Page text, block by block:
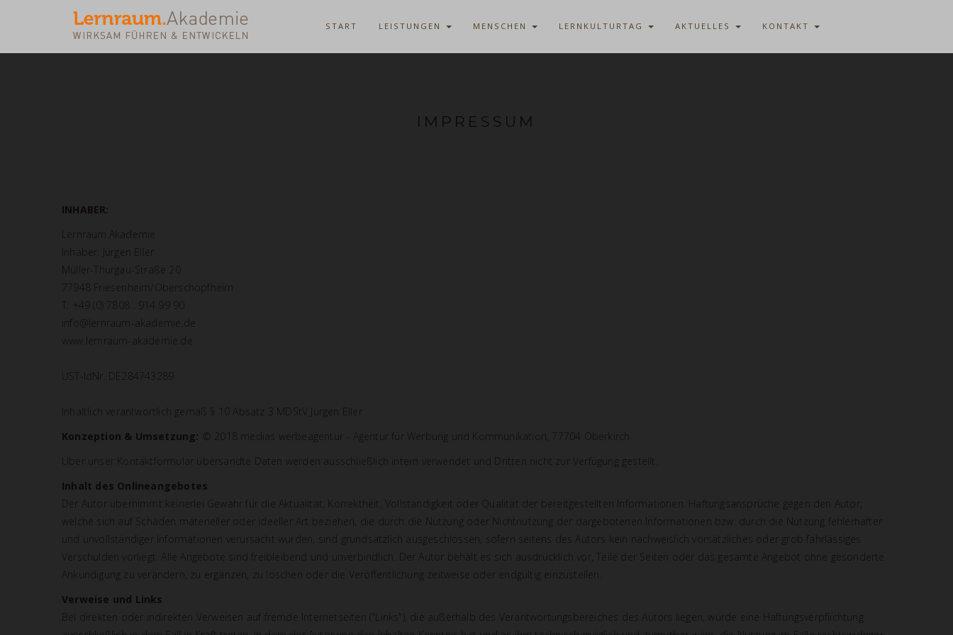
START LEISTUNGEN MENSCHEN LERNKULTURTAG AKTUELLES KONTAKT
IMPRESSUM
INHABER:
Lernraum.Akademie
Inhaber: Jürgen Eller
Müller-Thurgau-Straße 20
77948 Friesenheim/Oberschopfheim
T: +49 (0) 7808 . 914 99 90
info@lernraum-akademie.de
www.lernraum-akademie.de
UST-IdNr. DE284743289
Inhaltlich verantwortlich gemäß § 10 Absatz 3 MDStV Jürgen Eller
Konzeption & Umsetzung: © 2018 medias werbeagentur - Agentur für Werbung und Kommunikation, 77704 Oberkirch
Über unser Kontaktformular übersandte Daten werden ausschließlich intern verwendet und Dritten nicht zur Verfügung gestellt.
Inhalt des Onlineangebotes
Der Autor übernimmt keinerlei Gewähr für die Aktualität, Korrektheit, Vollständigkeit oder Qualität der bereitgestellten Informationen. Haftungsansprüche gegen den Autor,
welche sich auf Schäden materieller oder ideeller Art beziehen, die durch die Nutzung oder Nichtnutzung der dargebotenen Informationen bzw. durch die Nutzung fehlerhafter
und unvollständiger Informationen verursacht wurden, sind grundsätzlich ausgeschlossen, sofern seitens des Autors kein nachweislich vorsätzliches oder grob fahrlässiges
Verschulden vorliegt. Alle Angebote sind freibleibend und unverbindlich. Der Autor behält es sich ausdrücklich vor, Teile der Seiten oder das gesamte Angebot ohne gesonderte
Ankündigung zu verändern, zu ergänzen, zu löschen oder die Veröffentlichung zeitweise oder endgültig einzustellen.
Verweise und Links
Bei direkten oder indirekten Verweisen auf fremde Internetseiten ("Links"), die außerhalb des Verantwortungsbereiches des Autors liegen, würde eine Haftungsverpflichtung